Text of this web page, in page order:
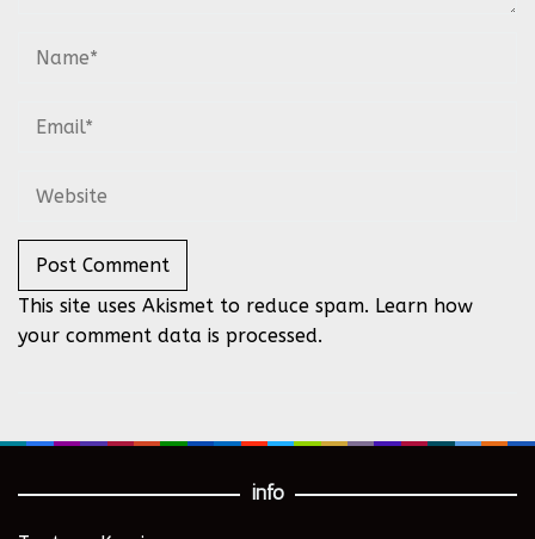
This site uses Akismet to reduce spam. Learn how
your comment data is processed.
info